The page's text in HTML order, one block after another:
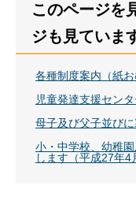
このページを
ジも見ていま
各種制度案内（紙
児童発達支援セン
母子及び父子並び
小・中学校、幼稚
します（平成27年4